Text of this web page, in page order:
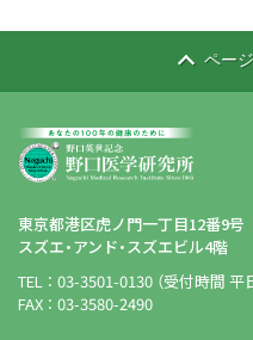
ペー
東京都港区虎ノ門一丁目12番9号
スズエ・アンド・スズエビル4階
TEL ： 03-3501-0130 （受付時間 平
FAX ： 03-3580-2490